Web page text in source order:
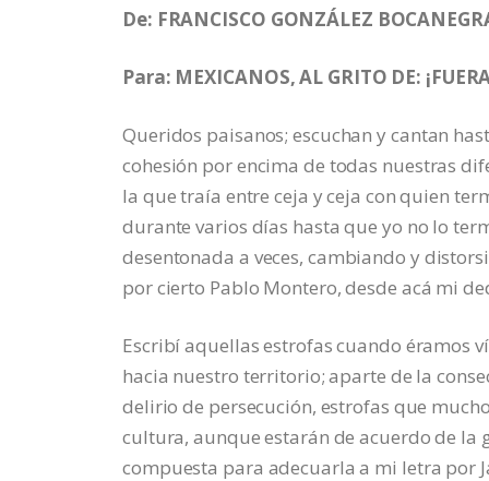
De: FRANCISCO GONZÁLEZ
Para: MEXICANOS, AL GRITO DE:
Queridos paisanos; escuchan y cantan
cohesión por encima de todas nuestras
la que traía entre ceja y ceja con quien
durante varios días hasta que yo no lo
desentonada a veces, cambiando y
por cierto Pablo Montero, desde acá mi
Escribí aquellas estrofas cuando éramos
hacia nuestro territorio; aparte de la
delirio de persecución, estrofas que
cultura, aunque estarán de acuerdo de la
compuesta para adecuarla a mi letra por